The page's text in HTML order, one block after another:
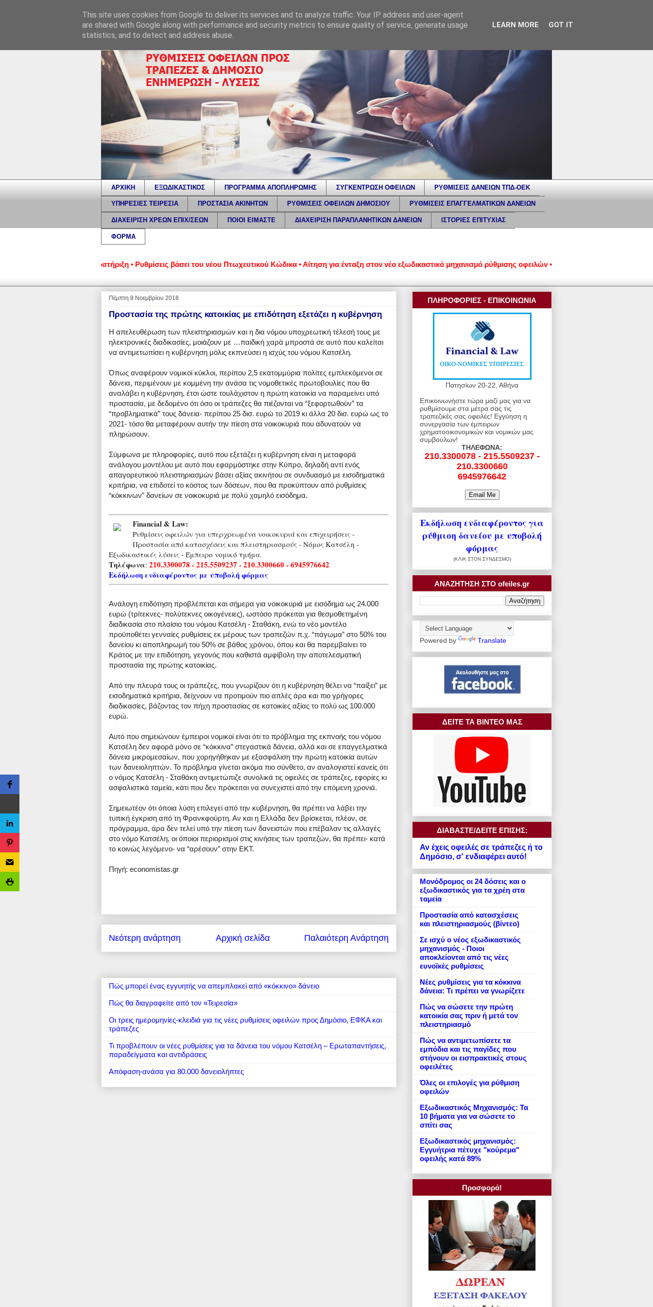
ΑΡΧΙΚΗ ΕΞΩΔΙΚΑΣΤΙΚΟΣ ΠΡΟΓΡΑΜΜΑ ΑΠΟΠΛΗΡΩΜΗΣ ΣΥΓΚΕΝΤΡΩΣΗ ΟΦΕΙΛΩΝ ΡΥΘΜΙΣΕΙΣ ΔΑΝΕΙΩΝ ΤΠΔ-ΟΕΚ
ΥΠΗΡΕΣΙΕΣ ΤΕΙΡΕΣΙΑ ΠΡΟΣΤΑΣΙΑ ΑΚΙΝΗΤΩΝ ΡΥΘΜΙΣΕΙΣ ΟΦΕΙΛΩΝ ΔΗΜΟΣΙΟΥ ΡΥΘΜΙΣΕΙΣ ΕΠΑΓΓΕΛΜΑΤΙΚΩΝ ΔΑΝΕΙΩΝ
ΔΙΑΧΕΙΡΙΣΗ ΧΡΕΩΝ ΕΠΙΧ/ΣΕΩΝ ΠΟΙΟΙ ΕΙΜΑΣΤΕ ΔΙΑΧΕΙΡΙΣΗ ΠΑΡΑΠΛΑΝΗΤΙΚΩΝ ΔΑΝΕΙΩΝ ΙΣΤΟΡΙΕΣ ΕΠΙΤΥΧΙΑΣ
ΦΟΡΜΑ
Νομική υποστήριξη • Ρυθμίσεις βάσει του νέου Πτωχευτικού Κώδικα • Αίτηση για ένταξη στον νέο εξωδικαστικό μηχανισμό ρύθμισης οφειλών • Προστασία από
Πέμπτη 8 Νοεμβρίου 2018
Προστασία της πρώτης κατοικίας με επιδότηση εξετάζει η κυβέρνηση
Η απελευθέρωση των πλειστηριασμών και η δια νόμου υποχρεωτική τέλεσή τους με
ηλεκτρονικές διαδικασίες, μοιάζουν με …παιδική χαρά μπροστά σε αυτό που καλείται
να αντιμετωπίσει η κυβέρνηση μόλις εκπνεύσει η ισχύς του νόμου Κατσέλη.
Όπως αναφέρουν νομικοί κύκλοι, περίπου 2,5 εκατομμύρια πολίτες εμπλεκόμενοι σε
δάνεια, περιμένουν με κομμένη την ανάσα τις νομοθετικές πρωτοβουλίες που θα
αναλάβει η κυβέρνηση, έτσι ώστε τουλάχιστον η πρώτη κατοικία να παραμείνει υπό
προστασία, με δεδομένο ότι όσο οι τράπεζες θα πιέζονται να “ξεφορτωθούν” τα
“προβληματικά” τους δάνεια- περίπου 25 δισ. ευρώ το 2019 κι άλλα 20 δισ. ευρώ ως το
2021- τόσο θα μεταφέρουν αυτήν την πίεση στα νοικοκυριά που αδυνατούν να
πληρώσουν.
Σύμφωνα με πληροφορίες, αυτό που εξετάζει η κυβέρνηση είναι η μεταφορά
ανάλογου μοντέλου με αυτό που εφαρμόστηκε στην Κύπρο, δηλαδή αντί ενός
απαγορευτικού πλειστηριασμών βάσει αξίας ακινήτου σε συνδυασμό με εισοδηματικά
κριτήρια, να επιδοτεί το κόστος των δόσεων, που θα προκύπτουν από ρυθμίσεις
“κόκκινων” δανείων σε νοικοκυριά με πολύ χαμηλό εισόδημα.
Financial & Law:
Ρυθμίσεις οφειλών για υπερχρεωμένα νοικοκυριά και επιχειρήσεις -
Προστασία από κατασχέσεις και πλειστηριασμούς - Νόμος Κατσέλη -
Εξωδικαστικές λύσεις - Έμπειρο νομικό τμήμα.
Τηλέφωνα: 210.3300078 - 215.5509237 - 210.3300660 - 6945976642
Εκδήλωση ενδιαφέροντος με υποβολή φόρμας
Ανάλογη επιδότηση προβλέπεται και σήμερα για νοικοκυριά με εισόδημα ως 24.000
ευρώ (τρίτεκνες- πολύτεκνες οικογένειες), ωστόσο πρόκειται για θεσμοθετημένη
διαδικασία στο πλαίσιο του νόμου Κατσέλη - Σταθάκη, ενώ το νέο μοντέλο
προϋποθέτει γενναίες ρυθμίσεις εκ μέρους των τραπεζών π.χ. “πάγωμα” στο 50% του
δανείου κι αποπληρωμή του 50% σε βάθος χρόνου, όπου και θα παρεμβαίνει το
Κράτος με την επιδότηση, γεγονός που καθιστά αμφίβολη την αποτελεσματική
προστασία της πρώτης κατοικίας.
Από την πλευρά τους οι τράπεζες, που γνωρίζουν ότι η κυβέρνηση θέλει να “παίξει” με
εισοδηματικά κριτήρια, δείχνουν να προτιμούν πιο απλές άρα και πιο γρήγορες
διαδικασίες, βάζοντας τον πήχη προστασίας σε κατοικίες αξίας το πολύ ως 100.000
ευρώ.
Αυτό που σημειώνουν έμπειροι νομικοί είναι ότι το πρόβλημα της εκπνοής του νόμου
Κατσέλη δεν αφορά μόνο σε “κόκκινα” στεγαστικά δάνεια, αλλά και σε επαγγελματικά
δάνεια μικρομεσαίων, που χορηγήθηκαν με εξασφάλιση την πρώτη κατοικία αυτών
των δανειοληπτών. Το πρόβλημα γίνεται ακόμα πιο σύνθετο, αν αναλογιστεί κανείς ότι
ο νόμος Κατσέλη - Σταθάκη αντιμετώπιζε συνολικά τις οφειλές σε τράπεζες, εφορίες κι
ασφαλιστικά ταμεία, κάτι που δεν πρόκειται να συνεχιστεί από την επόμενη χρονιά.
Σημειωτέον ότι όποια λύση επιλεγεί από την κυβέρνηση, θα πρέπει να λάβει την
τυπική έγκριση από τη Φρανκφούρτη. Αν και η Ελλάδα δεν βρίσκεται, πλέον, σε
πρόγραμμα, άρα δεν τελεί υπό την πίεση των δανειστών που επέβαλαν τις αλλαγές
στο νόμο Κατσέλη, οι όποιοι περιορισμοί στις κινήσεις των τραπεζών, θα πρέπει- κατά
το κοινώς λεγόμενο- να “αρέσουν” στην ΕΚΤ.
Πηγή: economistas.gr
Νεότερη ανάρτηση Παλαιότερη Ανάρτηση
Αρχική σελίδα
Πώς μπορεί ένας εγγυητής να απεμπλακεί από «κόκκινο» δάνειο
Πώς θα διαγραφείτε από τον «Τειρεσία»
Οι τρεις ημερομηνίες-κλειδιά για τις νέες ρυθμίσεις οφειλών προς Δημόσιο, ΕΦΚΑ και
τράπεζες
Τι προβλέπουν οι νέες ρυθμίσεις για τα δάνεια του νόμου Κατσέλη – Ερωταπαντήσεις,
παραδείγματα και αντιδράσεις
Απόφαση-ανάσα για 80.000 δανειολήπτες
ΠΛΗΡΟΦΟΡΙΕΣ - ΕΠΙΚΟΙΝΩΝΙΑ
Πατησίων 20-22, Αθήνα
Επικοινωνήστε τώρα μαζί μας για να
ρυθμίσουμε στα μέτρα σας τις
τραπεζικές σας οφειλές! Εγγύηση η
συνεργασία των έμπειρων
χρηματοοικονομικών και νομικών μας
συμβούλων!
ΤΗΛΕΦΩΝΑ:
210.3300078 - 215.5509237 -
210.3300660
6945976642
Εκδήλωση ενδιαφέροντος για
ρύθμιση δανείου με υποβολή
φόρμας
(ΚΛΙΚ ΣΤΟΝ ΣΥΝΔΕΣΜΟ)
ΑΝΑΖΗΤΗΣΗ ΣΤΟ ofeiles.gr
Powered by Translate
ΔΕΙΤΕ ΤΑ ΒΙΝΤΕΟ ΜΑΣ
ΔΙΑΒΑΣΤΕ/ΔΕΙΤΕ ΕΠΙΣΗΣ:
Αν έχεις οφειλές σε τράπεζες ή το
Δημόσιο, σ' ενδιαφέρει αυτό!
Μονόδρομος οι 24 δόσεις και ο
εξωδικαστικός για τα χρέη στα
ταμεία
Προστασία από κατασχέσεις
και πλειστηριασμούς (βίντεο)
Σε ισχύ ο νέος εξωδικαστικός
μηχανισμός - Ποιοι
αποκλείονται από τις νέες
ευνοϊκές ρυθμίσεις
Νέες ρυθμίσεις για τα κόκκινα
δάνεια: Τι πρέπει να γνωρίζετε
Πώς να σώσετε την πρώτη
κατοικία σας πριν ή μετά τον
πλειστηριασμό
Πώς να αντιμετωπίσετε τα
εμπόδια και τις παγίδες που
στήνουν οι εισπρακτικές στους
οφειλέτες
Όλες οι επιλογές για ρύθμιση
οφειλών
Εξωδικαστικός Μηχανισμός: Τα
10 βήματα για να σώσετε το
σπίτι σας
Εξωδικαστικός μηχανισμός:
Εγγυήτρια πέτυχε "κούρεμα"
οφειλής κατά 89%
Προσφορά!
This site uses cookies from Google to deliver its services and to analyze traffic. Your IP address and user-agent
are shared with Google along with performance and security metrics to ensure quality of service, generate usage
statistics, and to detect and address abuse.
LEARN MORE GOT IT